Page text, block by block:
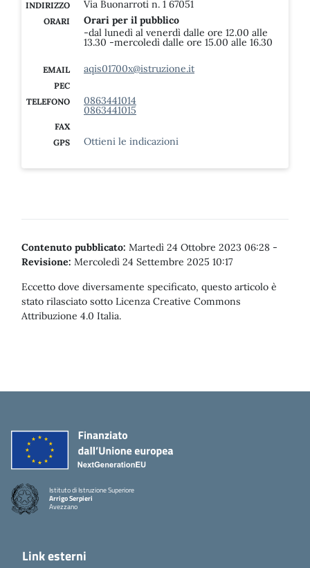
INDIRIZZO Via Buonarroti n. 1 67051
ORARI
Orari per il pubblico
-dal lunedì al venerdì dalle ore 12.00 alle
13.30 -mercoledì dalle ore 15.00 alle 16.30
EMAIL aqis01700x@istruzione.it
PEC
TELEFONO
0863441014
0863441015
FAX
GPS
Ottieni le indicazioni
Contenuto pubblicato: Martedì 24 Ottobre 2023 06:28 -
Revisione: Mercoledì 24 Settembre 2025 10:17
Eccetto dove diversamente specificato, questo articolo è
stato rilasciato sotto Licenza Creative Commons
Attribuzione 4.0 Italia.
Istituto di Istruzione Superiore
Arrigo Serpieri
Avezzano
Link esterni